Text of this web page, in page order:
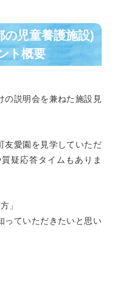
の児童養護施設)
ト概要
の説明会を兼ねた施設見
友愛園を見学していただ
疑応答タイムもありま
」
っていただきたいと思い